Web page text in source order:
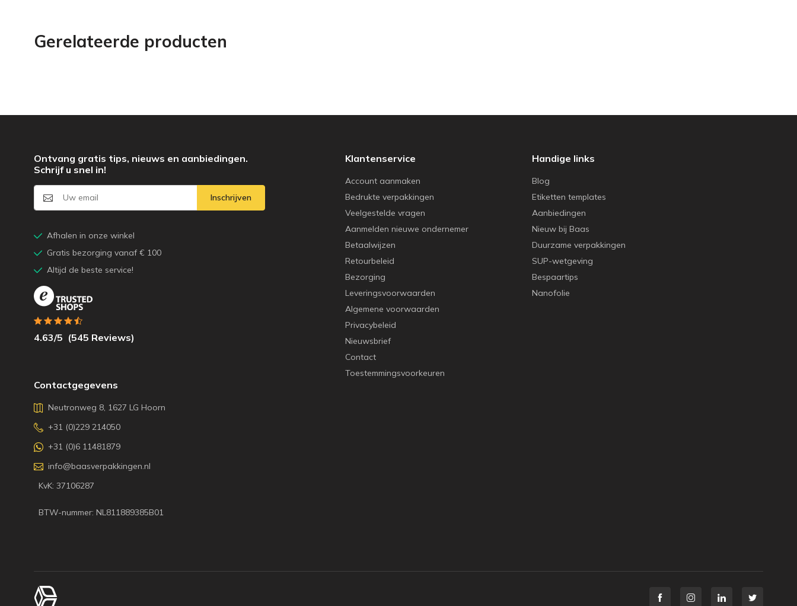
Gerelateerde producten
Klantenservice
Account aanmaken
Bedrukte verpakkingen
Veelgestelde vragen
Aanmelden nieuwe ondernemer
Betaalwijzen
Retourbeleid
Bezorging
Leveringsvoorwaarden
Algemene voorwaarden
Privacybeleid
Nieuwsbrief
Contact
Toestemmingsvoorkeuren
Handige links
Blog
Etiketten templates
Aanbiedingen
Nieuw bij Baas
Duurzame verpakkingen
SUP-wetgeving
Bespaartips
Nanofolie
Contactgegevens
Neutronweg 8, 1627 LG Hoorn
+31 (0)229 214050
+31 (0)6 11481879
info@baasverpakkingen.nl
KvK: 37106287
BTW-nummer: NL811889385B01
Ontvang gratis tips, nieuws en aanbiedingen.
Schrijf u snel in!
Inschrijven
Afhalen in onze winkel
Gratis bezorging vanaf € 100
Altijd de beste service!
4.63/5 (545 Reviews)